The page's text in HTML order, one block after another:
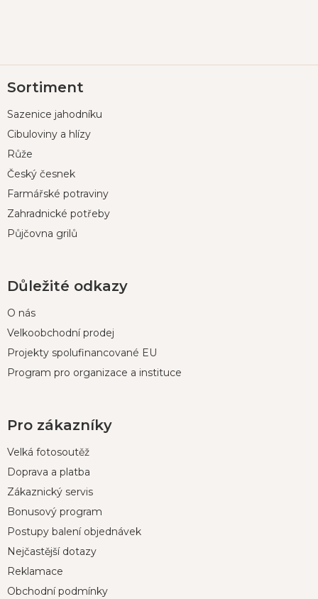
á
a
Sortiment
Sazenice jahodníku
Cibuloviny a hlízy
Růže
Český česnek
Farmářské potraviny
Zahradnické potřeby
Půjčovna grilů
Důležité odkazy
O nás
Velkoobchodní prodej
Projekty spolufinancované EU
Program pro organizace a instituce
Pro zákazníky
Velká fotosoutěž
Doprava a platba
Zákaznický servis
Bonusový program
Postupy balení objednávek
Nejčastější dotazy
Reklamace
Obchodní podmínky